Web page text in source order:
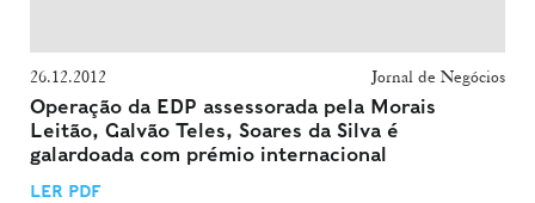
26.12.2012 Jornal de Negócios
Operação da EDP assessorada pela Morais
Leitão, Galvão Teles, Soares da Silva é
galardoada com prémio internacional
LER PDF